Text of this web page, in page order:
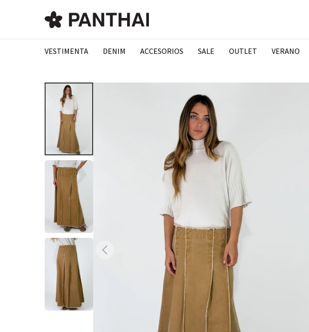
VESTIMENTA DENIM ACCESORIOS SALE OUTLET VERANO